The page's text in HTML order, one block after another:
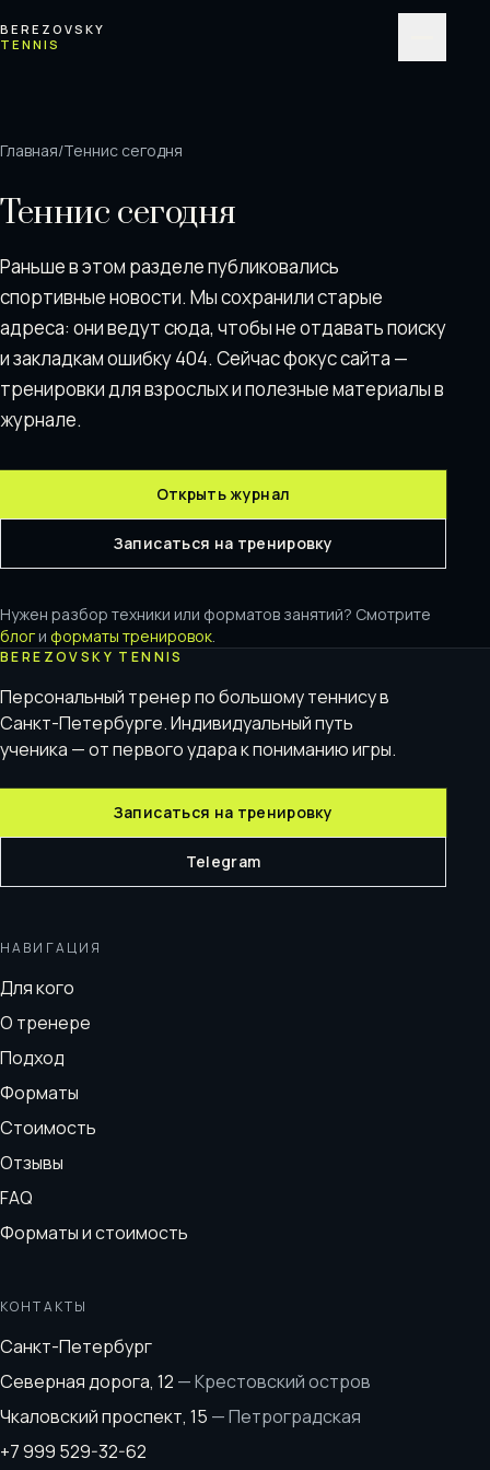
BEREZOVSKY
TENNIS
Главная/Теннис сегодня
Теннис сегодня
Раньше в этом разделе публиковались
спортивные новости. Мы сохранили старые
адреса: они ведут сюда, чтобы не отдавать поискy
и закладкам ошибку 404. Сейчас фокус сайта —
тренировки для взрослых и полезные материалы в
журнале.
Открыть журнал
Записаться на тренировку
Нужен разбор техники или форматов занятий? Смотрите
блог и форматы тренировок.
BEREZOVSKY TENNIS
Персональный тренер по большому теннису в
Санкт-Петербурге. Индивидуальный путь
ученика — от первого удара к пониманию игры.
Записаться на тренировку
Telegram
НАВИГАЦИЯ
Для кого
О тренере
Подход
Форматы
Стоимость
Отзывы
FAQ
Форматы и стоимость
КОНТАКТЫ
Санкт-Петербург
Северная дорога, 12 —Крестовский остров
Чкаловский проспект, 15 —Петроградская
+7 999 529-32-62